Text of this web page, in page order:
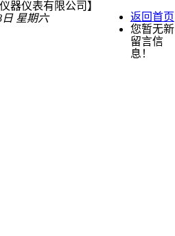
器仪表有限公司】
日 星期六
返回首页
您暂无新
留言信
息！